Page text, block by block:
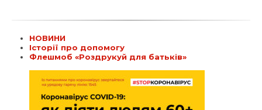
НОВИНИ
Історії про допомогу
Флешмоб «Роздрукуй для батьків»